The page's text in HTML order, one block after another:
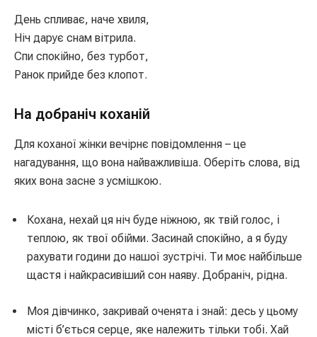
День спливає, наче хвиля,
Ніч дарує снам вітрила.
Спи спокійно, без турбот,
Ранок прийде без клопот.
На добраніч коханій
Для коханої жінки вечірнє повідомлення – це
нагадування, що вона найважливіша. Оберіть слова, від
яких вона засне з усмішкою.
Кохана, нехай ця ніч буде ніжною, як твій голос, і
теплою, як твої обійми. Засинай спокійно, а я буду
рахувати години до нашої зустрічі. Ти моє найбільше
щастя і найкрасивіший сон наяву. Добраніч, рідна.
Моя дівчинко, закривай оченята і знай: десь у цьому
місті б’ється серце, яке належить тільки тобі. Хай